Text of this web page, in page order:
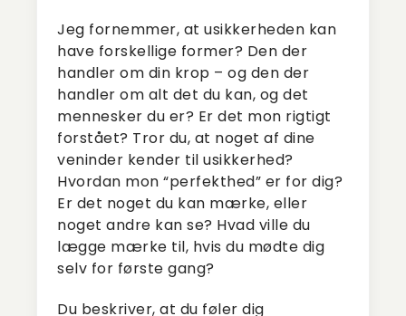
Jeg fornemmer, at usikkerheden kan
have forskellige former? Den der
handler om din krop – og den der
handler om alt det du kan, og det
mennesker du er? Er det mon rigtigt
forstået? Tror du, at noget af dine
veninder kender til usikkerhed?
Hvordan mon “perfekthed” er for dig?
Er det noget du kan mærke, eller
noget andre kan se? Hvad ville du
lægge mærke til, hvis du mødte dig
selv for første gang?
Du beskriver, at du føler dig